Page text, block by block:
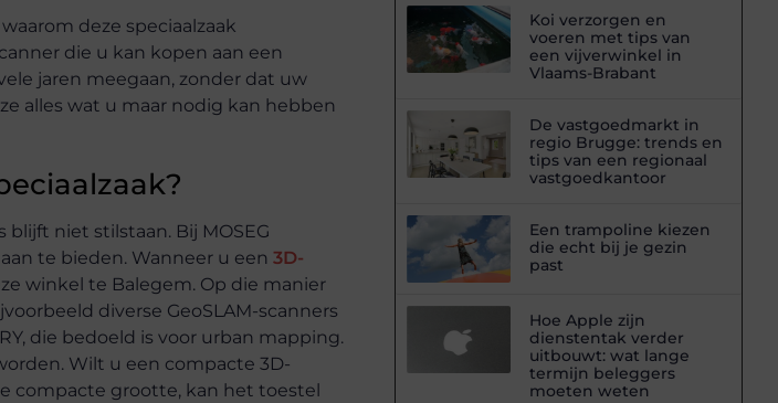
deze speciaalzaak
die u kan kopen aan een
jaren meegaan, zonder dat uw
alles wat u maar nodig kan hebben
niet stilstaan. Bij MOSEG
te bieden. Wanneer u een 3D-
winkel te Balegem. Op die manier
diverse GeoSLAM-scanners
die bedoeld is voor urban mapping.
Wilt u een compacte 3D-
compacte grootte, kan het toestel
Koi verzorgen en
voeren met tips van
een vijverwinkel in
Vlaams-Brabant
De vastgoedmarkt in
regio Brugge: trends en
tips van een regionaal
vastgoedkantoor
Een trampoline kiezen
die echt bij je gezin
past
Hoe Apple zijn
dienstentak verder
uitbouwt: wat lange
termijn beleggers
moeten weten